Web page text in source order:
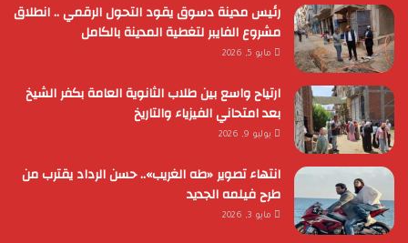
رئيس مدينة دسوق يقود التحول الرقمي .. انطلاق
مشروع الفايبر لتغطية المدينة بالكامل
مايو 5, 2026
ارتياح واسع بين طلاب الثانوية العامة بكفر الشيخ
بعد امتحاني الفيزياء والتاريخ
يوليو 9, 2026
انتهاء تصوير «طه الغريب».. حسن الرداد يقترب من
طرح فيلمه الجديد
مايو 3, 2026